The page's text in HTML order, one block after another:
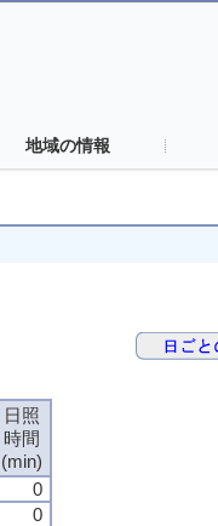
地域の情報
日照
時間
(min)
0
0